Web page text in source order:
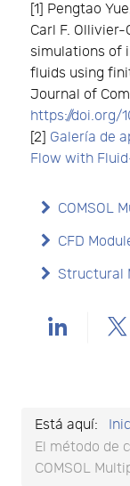
[1] Pengtao
Carl F.
simulations of
fluids using
Journal of
https://doi.org/
[2] Galería de
Flow with
COMSOL
CFD
Structural
Está aquí:
El método de
COMSOL